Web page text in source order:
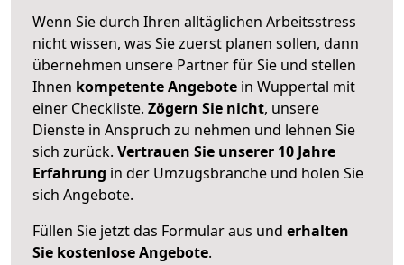
Wenn Sie durch Ihren alltäglichen Arbeitsstress
nicht wissen, was Sie zuerst planen sollen, dann
übernehmen unsere Partner für Sie und stellen
Ihnen kompetente Angebote in Wuppertal mit
einer Checkliste. Zögern Sie nicht, unsere
Dienste in Anspruch zu nehmen und lehnen Sie
sich zurück. Vertrauen Sie unserer 10 Jahre
Erfahrung in der Umzugsbranche und holen Sie
sich Angebote.
Füllen Sie jetzt das Formular aus und erhalten
Sie kostenlose Angebote.